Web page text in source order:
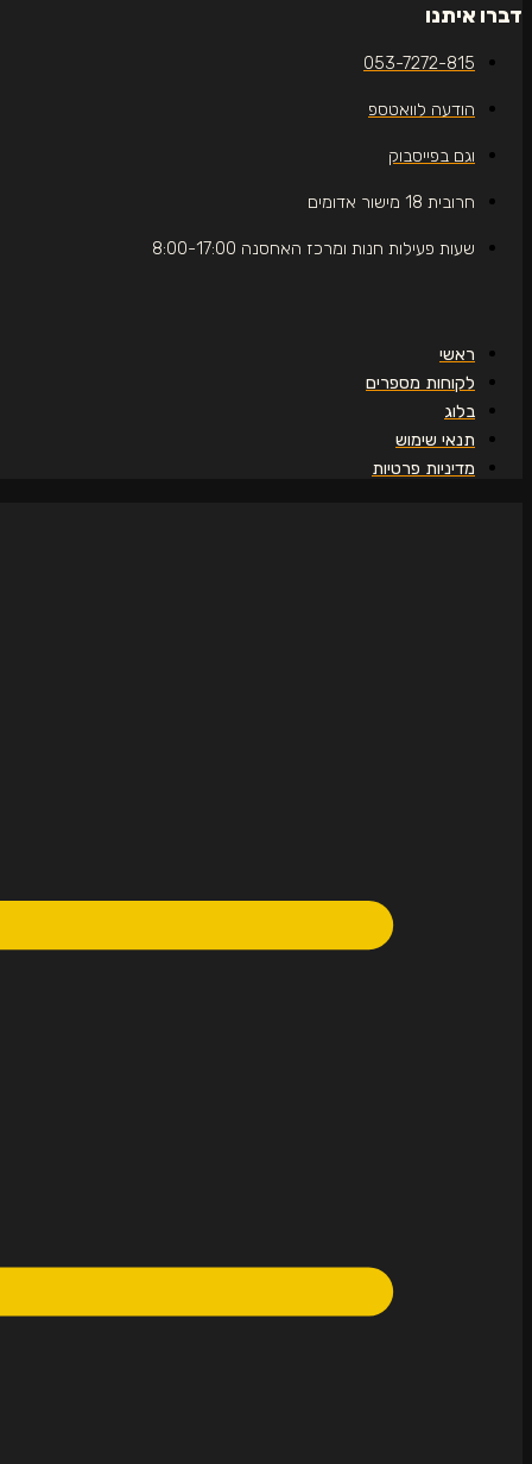
דברו איתנו
053-7272-815
הודעה לוואטספ
וגם בפייסבוק
חרובית 18 מישור אדומים
שעות פעילות חנות ומרכז האחסנה 8:00-17:00
ראשי
לקוחות מספרים
בלוג
תנאי שימוש
מדיניות פרטיות